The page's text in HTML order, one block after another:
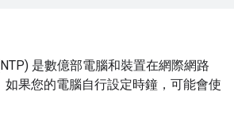
是數億部電腦和裝置在網際網路
如果您的電腦自行設定時鐘，可能會使